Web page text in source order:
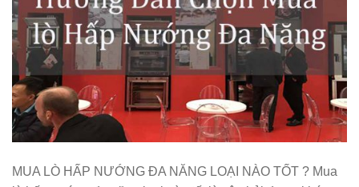
MUA LÒ HẤP NƯỚNG ĐA NĂNG LOẠI NÀO TỐT ? Mua